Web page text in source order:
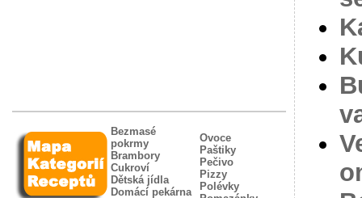
Bezmasé
pokrmy
Brambory
Cukroví
Dětská jídla
Domácí pekárna
Ovoce
Paštiky
Pečivo
Pizzy
Polévky